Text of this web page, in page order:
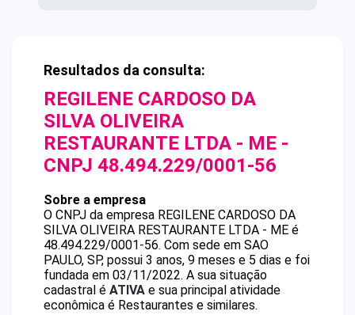
Resultados da consulta:
REGILENE CARDOSO DA
SILVA OLIVEIRA
RESTAURANTE LTDA - ME -
CNPJ 48.494.229/0001-56
Sobre a empresa
O CNPJ da empresa REGILENE CARDOSO DA
SILVA OLIVEIRA RESTAURANTE LTDA - ME é
48.494.229/0001-56. Com sede em SAO
PAULO, SP, possui 3 anos, 9 meses e 5 dias e foi
fundada em 03/11/2022. A sua situação
cadastral é ATIVA e sua principal atividade
econômica é Restaurantes e similares.